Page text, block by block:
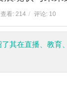
查看: 214 / 评论: 10
其在直播、教育